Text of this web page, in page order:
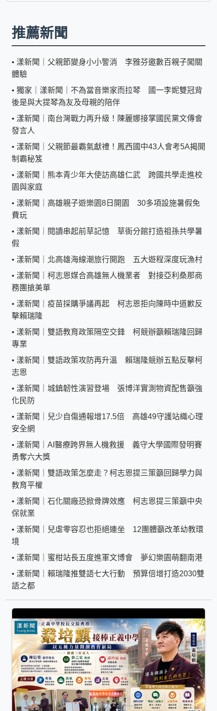
推薦新聞
• 漾新聞｜父親節變身小小警消 李雅芬邀數百親子闖關
體驗
• 獨家｜漾新聞｜不為當音樂家而拉琴 國一李妮雙冠背
後是與大提琴為友及母親的陪伴
• 漾新聞｜南台灣戰力再升級！陳麗娜接掌國民黨文傳會
發言人
• 漾新聞｜父親節最霸氣獻禮！鳳西國中43人會考5A揭開
制霸秘笈
• 漾新聞｜熊本青少年大使訪高雄仁武 跨國共學走進校
園與家庭
• 漾新聞｜高雄親子遊樂園8日開園 30多項設施暑假免
費玩
• 漾新聞｜閱讀串起前草記憶 草衙分館打造祖孫共學暑
假
• 漾新聞｜北高雄海線潮旅行開跑 五大遊程深度玩漁村
• 漾新聞｜柯志恩媒合高雄無人機業者 對接亞利桑那商
務團搶美單
• 漾新聞｜疫苗採購爭議再起 柯志恩拒向陳時中道歉反
擊賴瑞隆
• 漾新聞｜雙語教育政策隔空交鋒 柯競辦籲賴瑞隆回歸
專業
• 漾新聞｜雙語政策攻防再升溫 賴瑞隆競辦五點反擊柯
志恩
• 漾新聞｜城鎮韌性演習登場 張博洋實測物資配售籲強
化民防
• 漾新聞｜兒少自傷通報增17.5倍 高雄49守護站織心理
安全網
• 漾新聞｜AI醫療跨界無人機救援 義守大學國際發明賽
勇奪六大獎
• 漾新聞｜雙語政策怎麼走？柯志恩提三策籲回歸學力與
教育平權
• 漾新聞｜石化關廠恐掀骨牌效應 柯志恩提三策籲中央
保就業
• 漾新聞｜兒虐零容忍也拒絕連坐 12團體籲改革幼教環
境
• 漾新聞｜蜜柑站長五度進軍文博會 夢幻樂園萌翻南港
• 漾新聞｜賴瑞隆推雙語七大行動 預算倍增打造2030雙
語之都